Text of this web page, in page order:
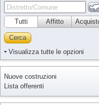
Tutti Affitto
Cerca
Visualizza tutte le opzioni
Nuove costruzioni
Lista offerenti